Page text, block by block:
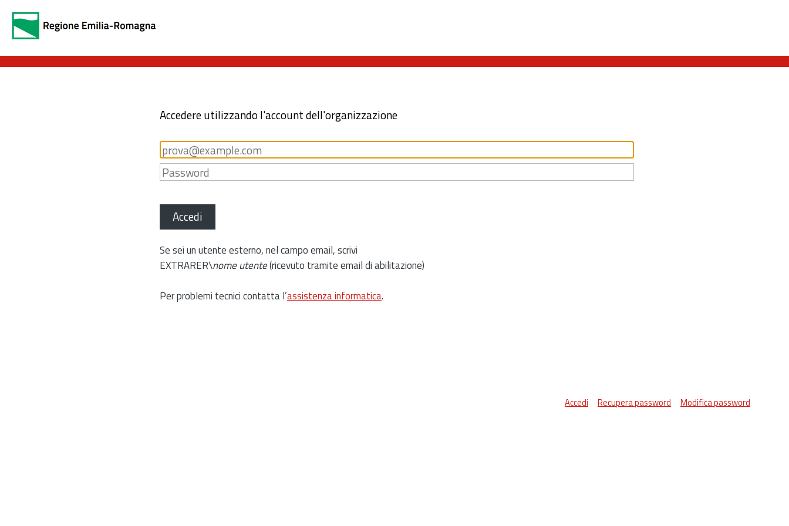
Accedere utilizzando l'account dell'organizzazione
Accedi
Se sei un utente esterno, nel campo email, scrivi
EXTRARER\nome utente(ricevuto tramite email di abilitazione)
Per problemi tecnici contatta l’assistenza informatica.
Accedi Recupera password Modifica password